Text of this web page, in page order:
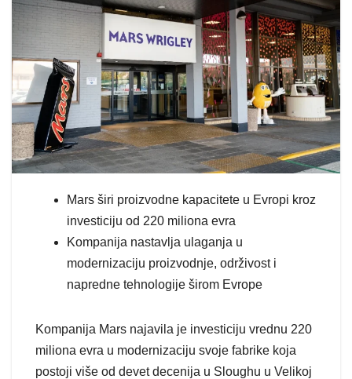
Mars širi proizvodne kapacitete u Evropi kroz
investiciju od 220 miliona evra
Kompanija nastavlja ulaganja u
modernizaciju proizvodnje, održivost i
napredne tehnologije širom Evrope
Kompanija Mars najavila je investiciju vrednu 220
miliona evra u modernizaciju svoje fabrike koja
postoji više od devet decenija u Sloughu u Velikoj